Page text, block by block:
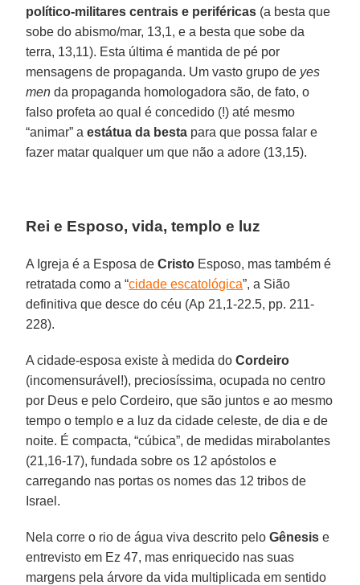
político-militares centrais e periféricas (a besta que
sobe do abismo/mar, 13,1, e a besta que sobe da
terra, 13,11). Esta última é mantida de pé por
mensagens de propaganda. Um vasto grupo de yes
men da propaganda homologadora são, de fato, o
falso profeta ao qual é concedido (!) até mesmo
“animar” aestátua da besta para que possa falar e
fazer matar qualquer um que não a adore (13,15).
Rei e Esposo, vida, templo e luz
A Igreja é a Esposa deCristo Esposo, mas também é
retratada como a “cidade escatológica”, a Sião
definitiva que desce do céu (Ap 21,1-22.5, pp. 211-
228).
A cidade-esposa existe à medida doCordeiro
(incomensurável!), preciosíssima, ocupada no centro
por Deus e pelo Cordeiro, que são juntos e ao mesmo
tempo o templo e a luz da cidade celeste, de dia e de
noite. É compacta, “cúbica”, de medidas mirabolantes
(21,16-17), fundada sobre os 12 apóstolos e
carregando nas portas os nomes das 12 tribos de
Israel.
Nela corre o rio de água viva descrito peloGênesis e
entrevisto em Ez 47, mas enriquecido nas suas
margens pela árvore da vida multiplicada em sentido